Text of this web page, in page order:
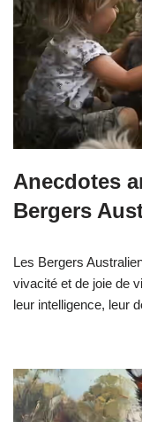
Anecdotes
Bergers
Les Bergers
vivacité et de joie de
leur intelligence, leur